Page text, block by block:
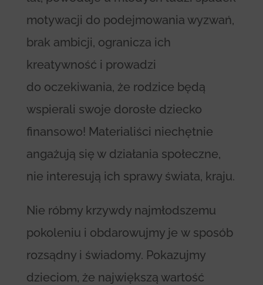
motywacji do podejmowania wyzwań,
brak ambicji, ogranicza ich
kreatywność i prowadzi
do oczekiwania, że rodzice będą
wspierali swoje dorosłe dziecko
finansowo! Materialiści niechętnie
angażują się w działania społeczne,
nie interesują ich sprawy świata, kraju.
Nie róbmy krzywdy najmłodszemu
pokoleniu i obdarowujmy je w sposób
rozsądny i świadomy. Pokazujmy
dzieciom, że największą wartość